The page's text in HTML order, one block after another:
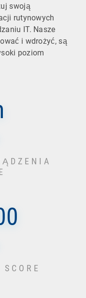
swoją
rutynowych
IT. Nasze
i wdrożyć, są
poziom